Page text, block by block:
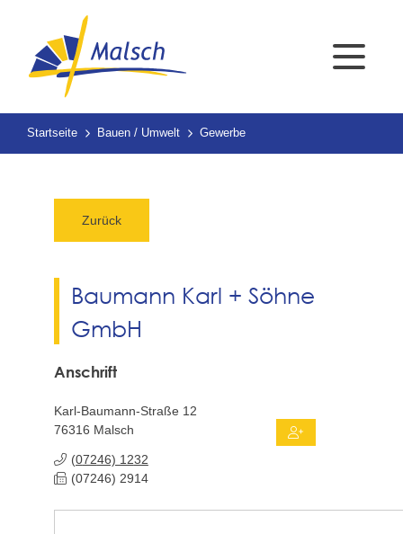
Startseite Bauen / Umwelt Gewerbe
Zurück
Baumann Karl + Söhne
GmbH
Anschrift
Karl-Baumann-Straße 12
76316 Malsch
(07246) 1232
(07246) 2914